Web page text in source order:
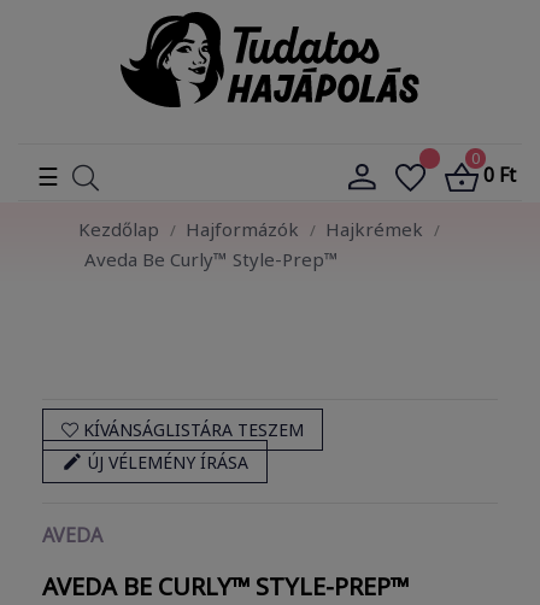
0
0 Ft
Toggle
navigation
☰
Kezdőlap Hajformázók
Hajkrémek
Aveda Be Curly™ Style-Prep™
KÍVÁNSÁGLISTÁRA TESZEM
 ÚJ VÉLEMÉNY ÍRÁSA
AVEDA
AVEDA BE CURLY™ STYLE-PREP™